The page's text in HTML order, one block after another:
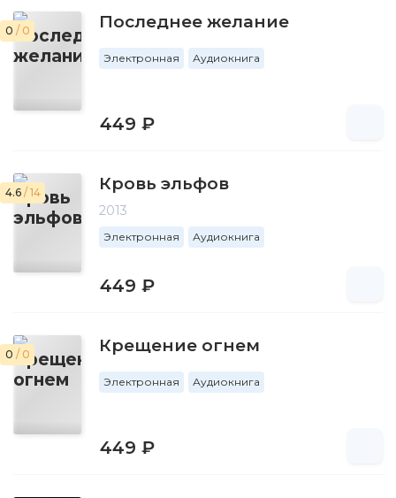
0 / 0 Последнее желание
Электронная Аудиокнига
449 ₽
4.6 / 14 Кровь эльфов
2013
Электронная Аудиокнига
449 ₽
0 / 0 Крещение огнем
Электронная Аудиокнига
449 ₽